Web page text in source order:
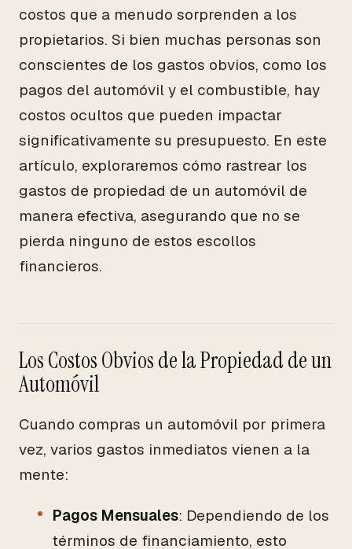
costos que a menudo sorprenden a los
propietarios. Si bien muchas personas son
conscientes de los gastos obvios, como los
pagos del automóvil y el combustible, hay
costos ocultos que pueden impactar
significativamente su presupuesto. En este
artículo, exploraremos cómo rastrear los
gastos de propiedad de un automóvil de
manera efectiva, asegurando que no se
pierda ninguno de estos escollos
financieros.
Los Costos Obvios de la Propiedad de un
Automóvil
Cuando compras un automóvil por primera
vez, varios gastos inmediatos vienen a la
mente:
Pagos Mensuales: Dependiendo de los
términos de financiamiento, esto